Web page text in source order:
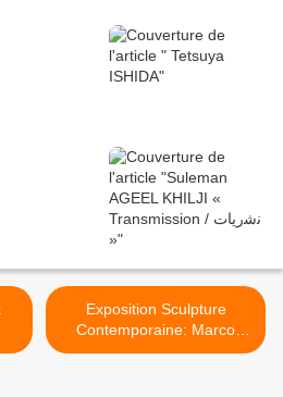
Exposition Sculpture
Contemporaine: Marco
MAGGI «La Révolte du